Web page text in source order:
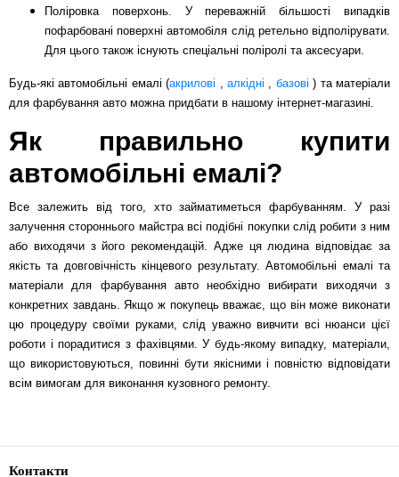
Поліровка поверхонь. У переважній більшості випадків
пофарбовані поверхні автомобіля слід ретельно відполірувати.
Для цього також існують спеціальні поліролі та аксесуари.
Будь-які автомобільні емалі (акрилові ,алкідні , базові ) та матеріали
для фарбування авто можна придбати в нашому інтернет-магазині.
Як правильно купити
автомобільні емалі?
Все залежить від того, хто займатиметься фарбуванням. У разі
залучення стороннього майстра всі подібні покупки слід робити з ним
або виходячи з його рекомендацій. Адже ця людина відповідає за
якість та довговічність кінцевого результату. Автомобільні емалі та
матеріали для фарбування авто необхідно вибирати виходячи з
конкретних завдань. Якщо ж покупець вважає, що він може виконати
цю процедуру своїми руками, слід уважно вивчити всі нюанси цієї
роботи і порадитися з фахівцями. У будь-якому випадку, матеріали,
що використовуються, повинні бути якісними і повністю відповідати
всім вимогам для виконання кузовного ремонту.
Контакти